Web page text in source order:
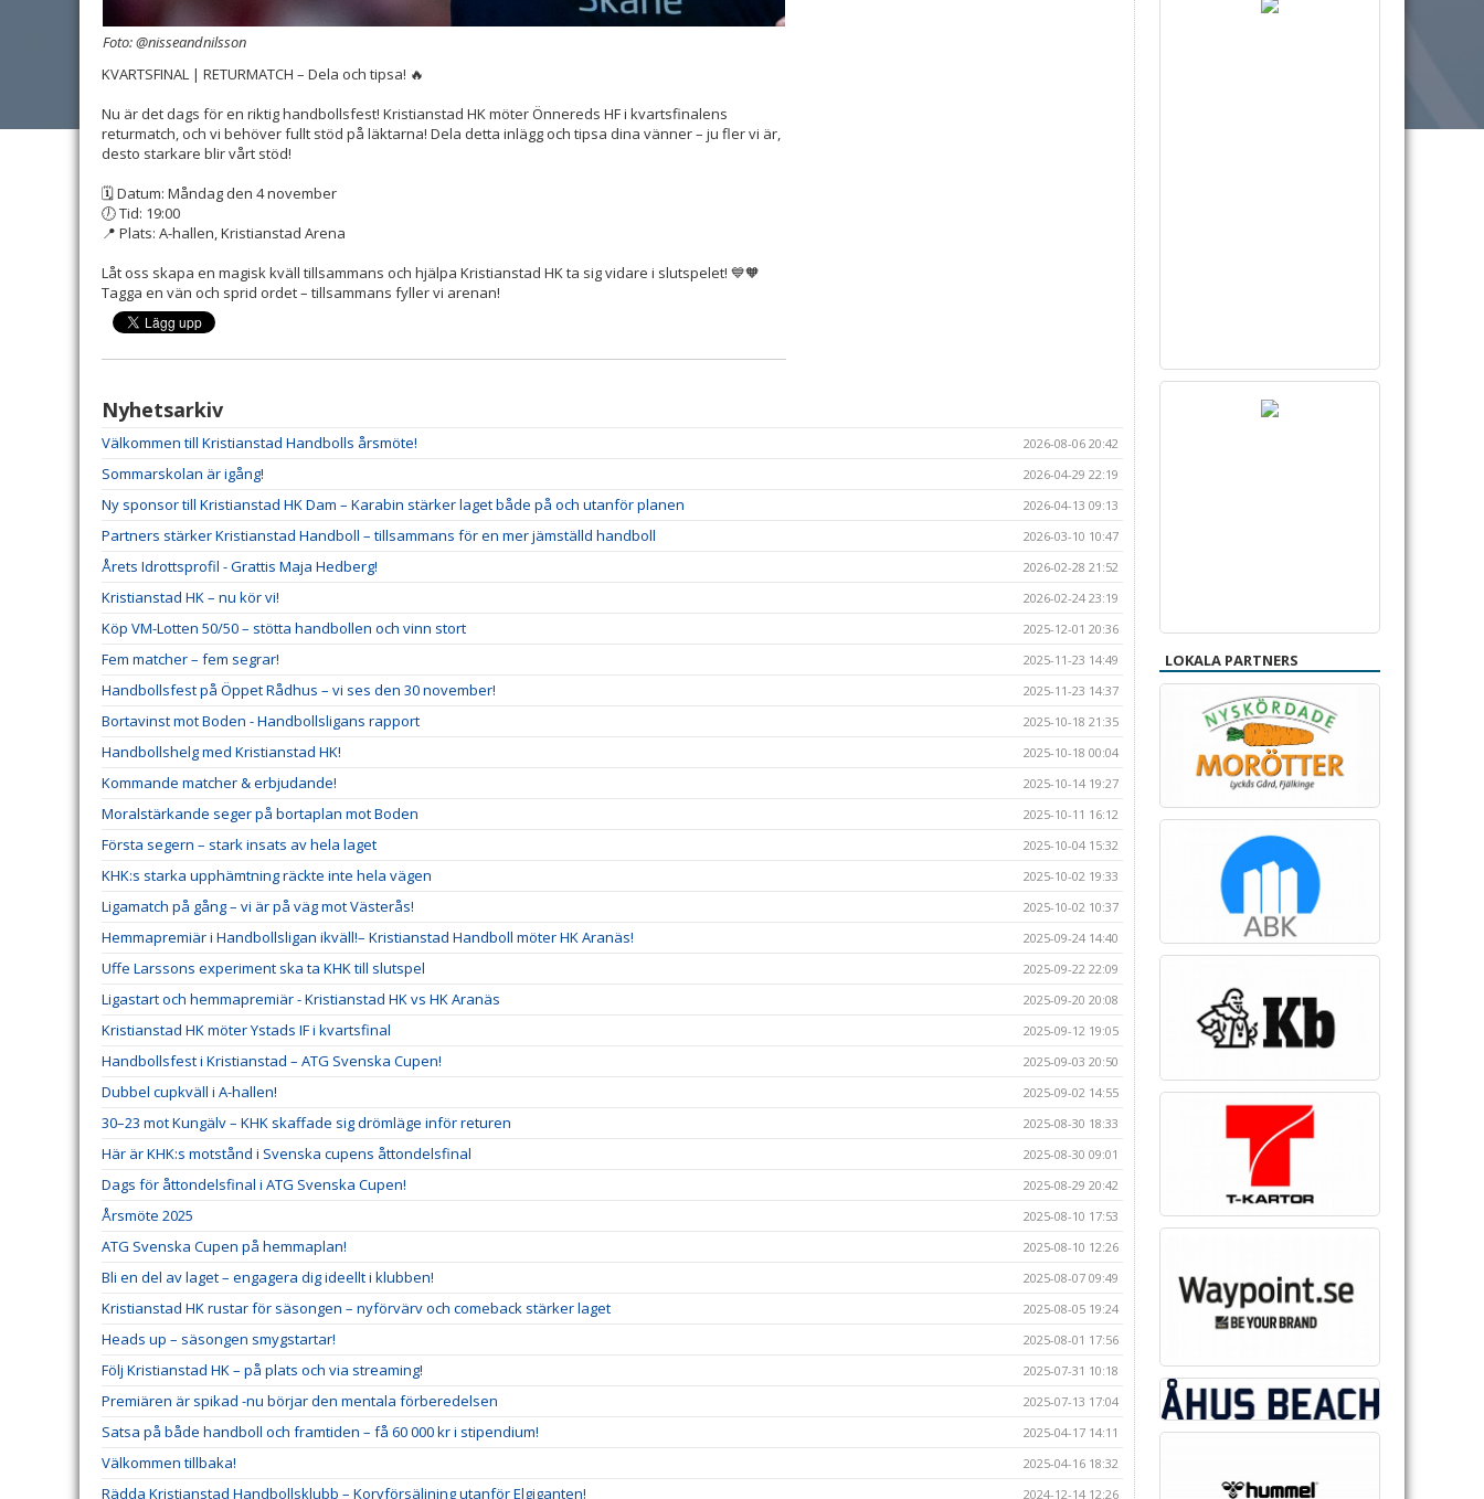
Foto: @nisseandnilsson
KVARTSFINAL | RETURMATCH – Dela och tipsa! 🔥
Nu är det dags för en riktig handbollsfest! Kristianstad HK möter Önnereds HF i kvartsfinalens
returmatch, och vi behöver fullt stöd på läktarna! Dela detta inlägg och tipsa dina vänner – ju fler vi är,
desto starkare blir vårt stöd!
🗓 Datum: Måndag den 4 november
🕖 Tid: 19:00
📍 Plats: A-hallen, Kristianstad Arena
Låt oss skapa en magisk kväll tillsammans och hjälpa Kristianstad HK ta sig vidare i slutspelet! 💙🧡
Tagga en vän och sprid ordet – tillsammans fyller vi arenan!
Nyhetsarkiv
Välkommen till Kristianstad Handbolls årsmöte! 2026-08-06 20:42
Sommarskolan är igång! 2026-04-29 22:19
Ny sponsor till Kristianstad HK Dam – Karabin stärker laget både på och utanför planen 2026-04-13 09:13
Partners stärker Kristianstad Handboll – tillsammans för en mer jämställd handboll 2026-03-10 10:47
Årets Idrottsprofil - Grattis Maja Hedberg! 2026-02-28 21:52
Kristianstad HK – nu kör vi! 2026-02-24 23:19
Köp VM-Lotten 50/50 – stötta handbollen och vinn stort 2025-12-01 20:36
Fem matcher – fem segrar! 2025-11-23 14:49
Handbollsfest på Öppet Rådhus – vi ses den 30 november! 2025-11-23 14:37
Bortavinst mot Boden - Handbollsligans rapport 2025-10-18 21:35
Handbollshelg med Kristianstad HK! 2025-10-18 00:04
Kommande matcher & erbjudande! 2025-10-14 19:27
Moralstärkande seger på bortaplan mot Boden 2025-10-11 16:12
Första segern – stark insats av hela laget 2025-10-04 15:32
KHK:s starka upphämtning räckte inte hela vägen 2025-10-02 19:33
Ligamatch på gång – vi är på väg mot Västerås! 2025-10-02 10:37
Hemmapremiär i Handbollsligan ikväll!– Kristianstad Handboll möter HK Aranäs! 2025-09-24 14:40
Uffe Larssons experiment ska ta KHK till slutspel 2025-09-22 22:09
Ligastart och hemmapremiär - Kristianstad HK vs HK Aranäs 2025-09-20 20:08
Kristianstad HK möter Ystads IF i kvartsfinal 2025-09-12 19:05
Handbollsfest i Kristianstad – ATG Svenska Cupen! 2025-09-03 20:50
Dubbel cupkväll i A-hallen! 2025-09-02 14:55
30–23 mot Kungälv – KHK skaffade sig drömläge inför returen 2025-08-30 18:33
Här är KHK:s motstånd i Svenska cupens åttondelsfinal 2025-08-30 09:01
Dags för åttondelsfinal i ATG Svenska Cupen! 2025-08-29 20:42
Årsmöte 2025 2025-08-10 17:53
ATG Svenska Cupen på hemmaplan! 2025-08-10 12:26
Bli en del av laget – engagera dig ideellt i klubben! 2025-08-07 09:49
Kristianstad HK rustar för säsongen – nyförvärv och comeback stärker laget 2025-08-05 19:24
Heads up – säsongen smygstartar! 2025-08-01 17:56
Följ Kristianstad HK – på plats och via streaming! 2025-07-31 10:18
Premiären är spikad -nu börjar den mentala förberedelsen 2025-07-13 17:04
Satsa på både handboll och framtiden – få 60 000 kr i stipendium! 2025-04-17 14:11
Välkommen tillbaka! 2025-04-16 18:32
Rädda Kristianstad Handbollsklubb – Korvförsäljning utanför Elgiganten! 2024-12-14 12:26
LOKALA PARTNERS